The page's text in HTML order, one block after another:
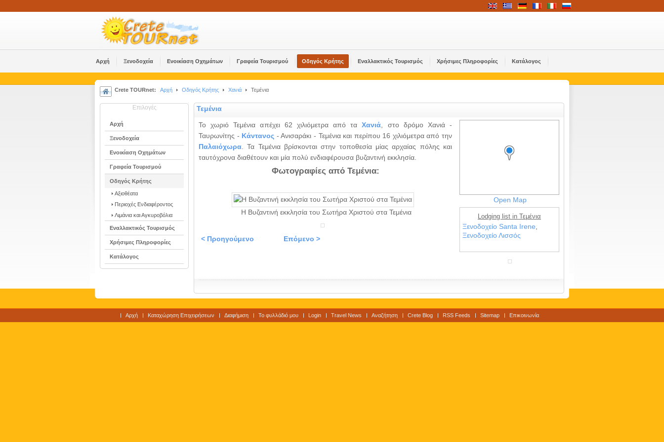
Αρχή Ξενοδοχεία Ενοικίαση Οχημάτων Γραφεία Τουρισμού Οδηγός Κρήτης Εναλλακτικός Τουρισμός Χρήσιμες Πληροφορίες Κατάλογος
Crete TOURnet: Αρχή Οδηγός Κρήτης Χανιά Τεμένια
Επιλογές
Αρχή
Ξενοδοχεία
Ενοικίαση Οχημάτων
Γραφεία Τουρισμού
Οδηγός Κρήτης
Αξιοθέατα
Περιοχές Ενδιαφέροντος
Λιμάνια και Αγκυροβόλια
Εναλλακτικός Τουρισμός
Χρήσιμες Πληροφορίες
Κατάλογος
Τεμένια
Open Map
Lodging list in Τεμένια
Ξενοδοχείο Santa Irene,
Ξενοδοχείο Λισσός
Το χωριό Τεμένια απέχει 62 χιλιόμετρα από ταΧανιά, στο δρόμο Χανιά -
Ταυρωνίτης - Κάντανος - Ανισαράκι - Τεμένια και περίπου 16 χιλιόμετρα από την
Παλαιόχωρα. Τα Τεμένια βρίσκονται στην τοποθεσία μίας αρχαίας πόλης και
ταυτόχρονα διαθέτουν και μία πολύ ενδιαφέρουσα βυζαντινή εκκλησία.
Φωτογραφίες από Τεμένια:
Η Βυζαντινή εκκλησία του Σωτήρα Χριστού στα Τεμένια
< Προηγούμενο Επόμενο >
Αρχή Καταχώρηση Επιχειρήσεων Διαφήμιση Το φυλλάδιό μου Login Travel News Αναζήτηση Crete Blog RSS Feeds Sitemap Επικοινωνία